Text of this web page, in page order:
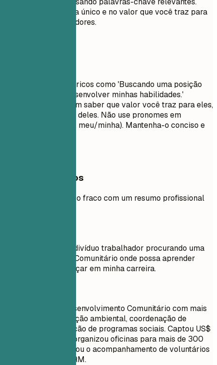
Foque no que o torna único e no valor que você traz para
potenciais empregadores.
Evite objetivos genéricos como 'Buscando uma posição
desafiadora para desenvolver minhas habilidades.'
Recrutadores querem saber que valor você traz para eles,
não o que você quer deles. Não use pronomes em
primeira pessoa (Eu, meu/minha). Mantenha-o conciso e
Exemplos práticos
Compare um objetivo fraco com um resumo profissional
Objetivo: Sou um indivíduo trabalhador procurando uma
posição de Serviço Comunitário onde possa aprender
coisas novas e avançar em minha carreira.
Especialista em Desenvolvimento Comunitário com mais
de 6 anos em educação ambiental, coordenação de
voluntários e execução de programas sociais. Captou US$
50.000 em editais, organizou oficinas para mais de 300
moradores e melhorou o acompanhamento de voluntários
com um fluxo em CRM.